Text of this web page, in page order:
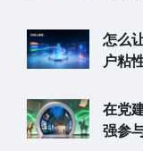
怎么
户粘
在党
强参